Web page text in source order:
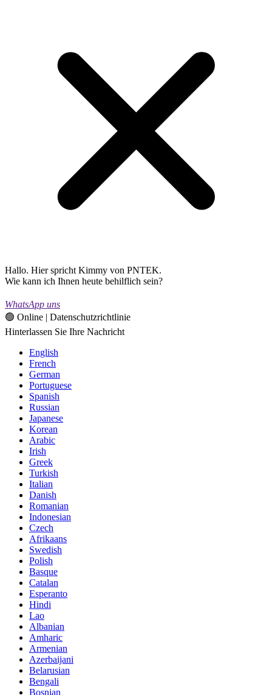
Hallo. Hier spricht Kimmy von PNTEK.
Wie kann ich Ihnen heute behilflich sein?
WhatsApp uns
🟢 Online | Datenschutzrichtlinie
Hinterlassen Sie Ihre Nachricht
English
French
German
Portuguese
Spanish
Russian
Japanese
Korean
Arabic
Irish
Greek
Turkish
Italian
Danish
Romanian
Indonesian
Czech
Afrikaans
Swedish
Polish
Basque
Catalan
Esperanto
Hindi
Lao
Albanian
Amharic
Armenian
Azerbaijani
Belarusian
Bengali
Bosnian